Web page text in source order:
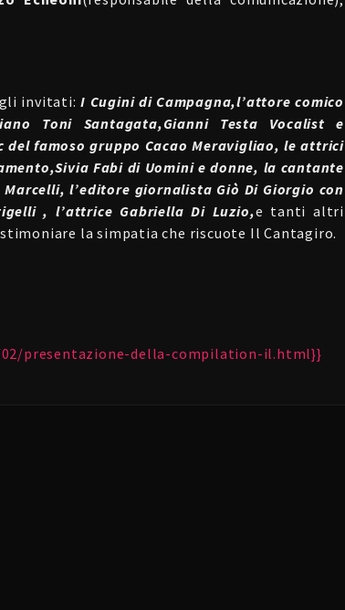
gli invitati:I Cugini di Campagna,l’attore comico
Toni Santagata,Gianni Testa Vocalist e
famoso gruppo Cacao Meravigliao, le attrici
Fabi di Uomini e donne, la cantante
l’editore giornalista Giò Di Giorgio con
, l’attrice Gabriella Di Luzio,e tanti altri
la simpatia che riscuote Il Cantagiro.
presentazione-della-compilation-il.html}}